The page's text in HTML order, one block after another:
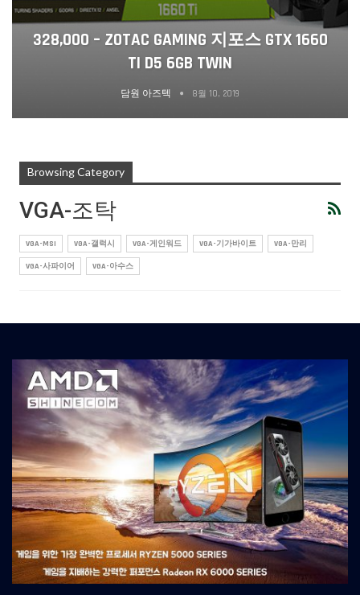
328,000 – ZOTAC GAMING 지포스 GTX 1660
TI D5 6GB TWIN
담원 아즈텍 8월 10, 2019
Browsing Category
VGA-조탁
VGA-MSI VGA-갤럭시 VGA-게인워드 VGA-기가바이트 VGA-만리
VGA-사파이어 VGA-아수스